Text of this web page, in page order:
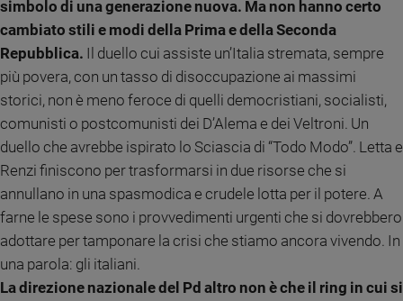
del
giorno
Santo
Società
e
Ambiente
Volontariato
Diritti
simbolo di una generazione nuova. Ma non hanno certo
cambiato stili e modi della Prima e della Seconda
Repubblica. Il duello cui assiste un’Italia stremata, sempre
più povera, con un tasso di disoccupazione ai massimi
storici, non è meno feroce di quelli democristiani, socialisti,
comunisti o postcomunisti dei D’Alema e dei Veltroni. Un
duello che avrebbe ispirato lo Sciascia di “Todo Modo”. Letta e
Renzi finiscono per trasformarsi in due risorse che si
annullano in una spasmodica e crudele lotta per il potere. A
farne le spese sono i provvedimenti urgenti che si dovrebbero
adottare per tamponare la crisi che stiamo ancora vivendo. In
una parola: gli italiani.
La direzione nazionale del Pd altro non è che il ring in cui si